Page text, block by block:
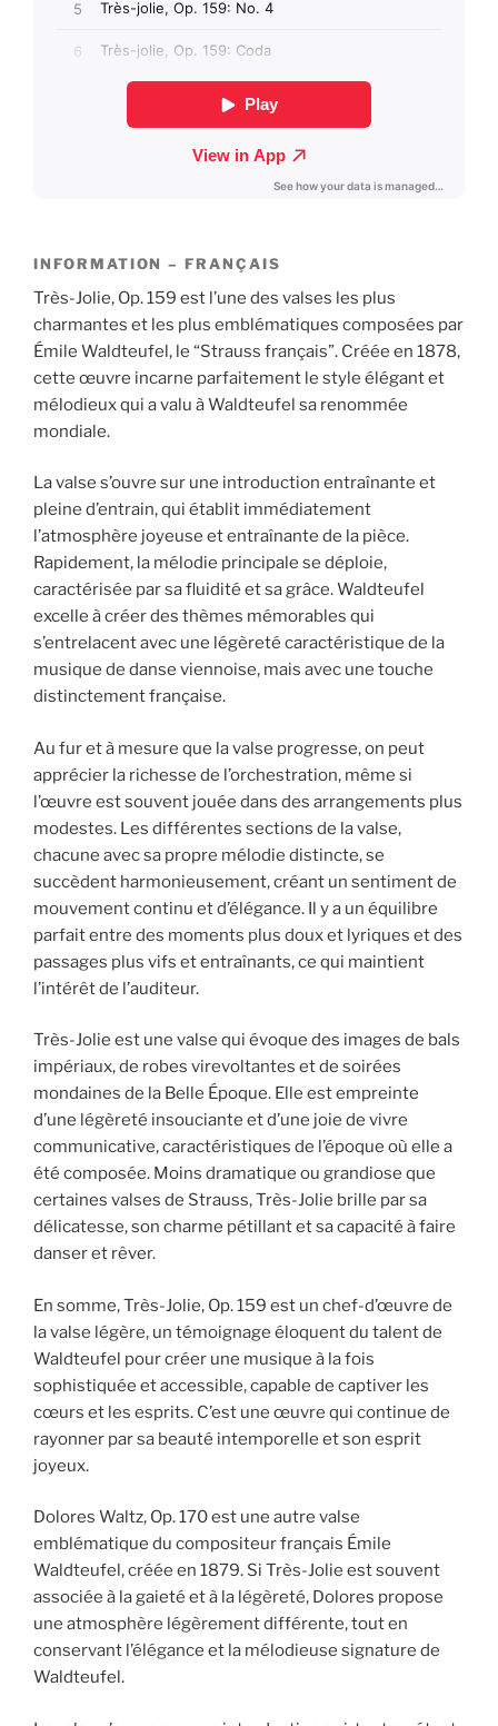
INFORMATION – FRANÇAIS
Très-Jolie, Op. 159 est l’une des valses les plus
charmantes et les plus emblématiques composées par
Émile Waldteufel, le “Strauss français”. Créée en 1878,
cette œuvre incarne parfaitement le style élégant et
mélodieux qui a valu à Waldteufel sa renommée
mondiale.
La valse s’ouvre sur une introduction entraînante et
pleine d’entrain, qui établit immédiatement
l’atmosphère joyeuse et entraînante de la pièce.
Rapidement, la mélodie principale se déploie,
caractérisée par sa fluidité et sa grâce. Waldteufel
excelle à créer des thèmes mémorables qui
s’entrelacent avec une légèreté caractéristique de la
musique de danse viennoise, mais avec une touche
distinctement française.
Au fur et à mesure que la valse progresse, on peut
apprécier la richesse de l’orchestration, même si
l’œuvre est souvent jouée dans des arrangements plus
modestes. Les différentes sections de la valse,
chacune avec sa propre mélodie distincte, se
succèdent harmonieusement, créant un sentiment de
mouvement continu et d’élégance. Il y a un équilibre
parfait entre des moments plus doux et lyriques et des
passages plus vifs et entraînants, ce qui maintient
l’intérêt de l’auditeur.
Très-Jolie est une valse qui évoque des images de bals
impériaux, de robes virevoltantes et de soirées
mondaines de la Belle Époque. Elle est empreinte
d’une légèreté insouciante et d’une joie de vivre
communicative, caractéristiques de l’époque où elle a
été composée. Moins dramatique ou grandiose que
certaines valses de Strauss, Très-Jolie brille par sa
délicatesse, son charme pétillant et sa capacité à faire
danser et rêver.
En somme, Très-Jolie, Op. 159 est un chef-d’œuvre de
la valse légère, un témoignage éloquent du talent de
Waldteufel pour créer une musique à la fois
sophistiquée et accessible, capable de captiver les
cœurs et les esprits. C’est une œuvre qui continue de
rayonner par sa beauté intemporelle et son esprit
joyeux.
Dolores Waltz, Op. 170 est une autre valse
emblématique du compositeur français Émile
Waldteufel, créée en 1879. Si Très-Jolie est souvent
associée à la gaieté et à la légèreté, Dolores propose
une atmosphère légèrement différente, tout en
conservant l’élégance et la mélodieuse signature de
Waldteufel.